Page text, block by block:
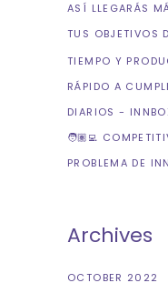
ASÍ LLEGARÁS
TUS OBJETIVOS
TIEMPO Y
RÁPIDO A
DIARIOS -
🧑🏽‍💻
PROBLEMA DE
Archives
OCTOBER 2022